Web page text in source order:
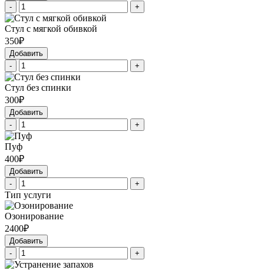
-
+
Стул с мягкой обивкой
350₽
Добавить
-
+
Стул без спинки
300₽
Добавить
-
+
Пуф
400₽
Добавить
-
+
Тип услуги
Озонирование
2400₽
Добавить
-
+